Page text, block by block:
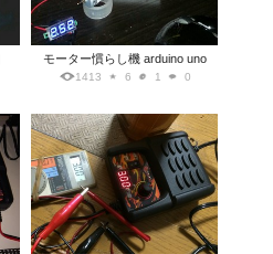
モーター慣らし機 arduino uno
1413 6 1 0